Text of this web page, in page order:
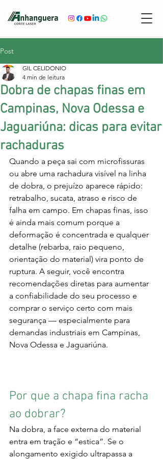
Post
Dobra de chapas finas em
Campinas, Nova Odessa e
Jaguariúna: dicas para evitar
rachaduras
GIL CELIDONIO
4 min de leitura
Quando a peça sai com microfissuras
ou abre uma rachadura visível na linha
de dobra, o prejuízo aparece rápido:
retrabalho, sucata, atraso e risco de
falha em campo. Em chapas finas, isso
é ainda mais comum porque a
deformação é concentrada e qualquer
detalhe (rebarba, raio pequeno,
orientação do material) vira ponto de
ruptura. A seguir, você encontra
recomendações diretas para aumentar
a confiabilidade do seu processo e
comprar o serviço certo com mais
segurança — especialmente para
demandas industriais em Campinas,
Nova Odessa e Jaguariúna.
Por que a chapa fina racha
ao dobrar?
Na dobra, a face externa do material
entra em tração e “estica”. Se o
alongamento exigido ultrapassa a